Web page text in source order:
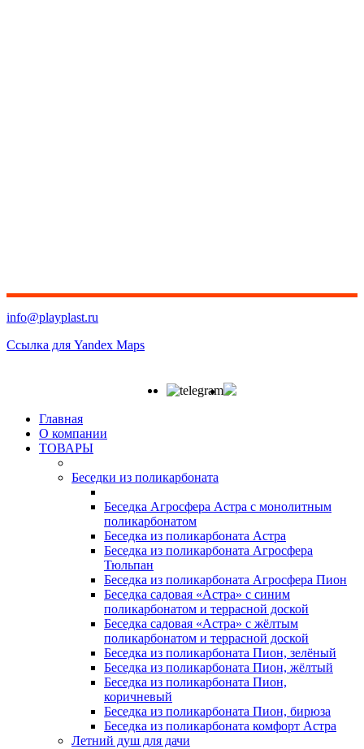
info@playplast.ru
Ссылка для Yandex Maps
Главная
О компании
ТОВАРЫ
Беседки из поликарбоната
Беседка Агросфера Астра с монолитным
поликарбонатом
Беседка из поликарбоната Астра
Беседка из поликарбоната Агросфера
Тюльпан
Беседка из поликарбоната Агросфера Пион
Беседка садовая «Астра» с синим
поликарбонатом и террасной доской
Беседка садовая «Астра» с жёлтым
поликарбонатом и террасной доской
Беседка из поликарбоната Пион, зелёный
Беседка из поликарбоната Пион, жёлтый
Беседка из поликарбоната Пион,
коричневый
Беседка из поликарбоната Пион, бирюза
Беседка из поликарбоната комфорт Астра
Летний душ для дачи